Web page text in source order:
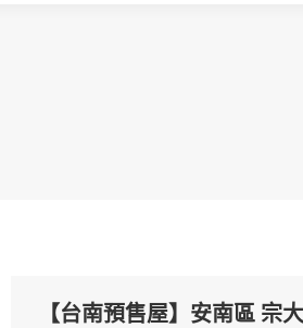
【台南預售屋】安南區 宗